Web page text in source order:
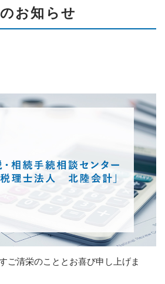
合わせフォーム
24時間受付中
お知らせ
ご清栄のこととお喜び申し上げま